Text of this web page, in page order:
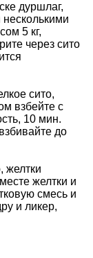
дуршлаг,
5 кг,
через сито
сито,
взбейте с
10 мин.
до
желтки
желтки и
смесь и
и ликер,